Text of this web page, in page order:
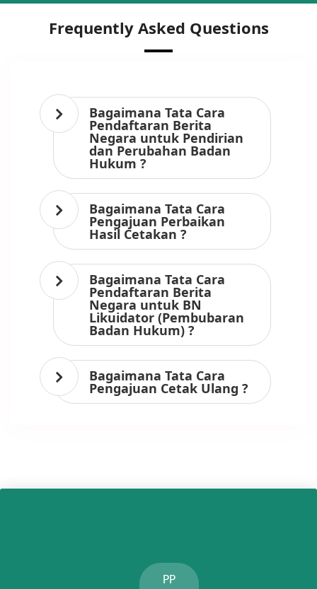
Frequently Asked Questions
Bagaimana Tata Cara
Pendaftaran Berita
Negara untuk Pendirian
dan Perubahan Badan
Hukum ?
Bagaimana Tata Cara
Pengajuan Perbaikan
Hasil Cetakan ?
Bagaimana Tata Cara
Pendaftaran Berita
Negara untuk BN
Likuidator (Pembubaran
Badan Hukum) ?
Bagaimana Tata Cara
Pengajuan Cetak Ulang ?
PP